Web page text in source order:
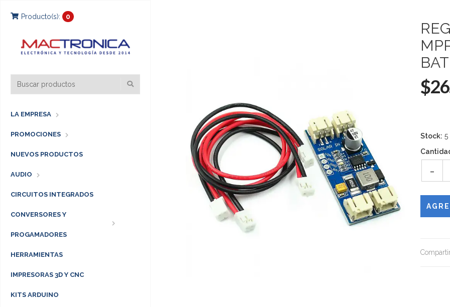
Producto(s): 0
LA EMPRESA
PROMOCIONES
NUEVOS PRODUCTOS
AUDIO
CIRCUITOS INTEGRADOS
CONVERSORES Y
PROGAMADORES
HERRAMIENTAS
IMPRESORAS 3D Y CNC
KITS ARDUINO
Stock: 5
-